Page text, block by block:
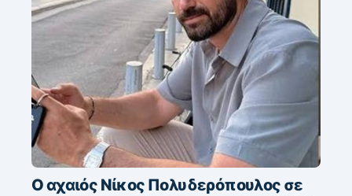
Ο αχαιός Νίκος Πολυδερόπουλος σε